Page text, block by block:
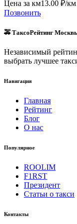
Цена за км13.00 ₽/км
Позвонить
🚕 ТаксоРейтинг
Независимый
выбрать лучшее
Навигация
Главная
Рейтинг
Блог
О нас
Популярное
ROOLIM
F1RST
Президент
Статьи о такси
Контакты